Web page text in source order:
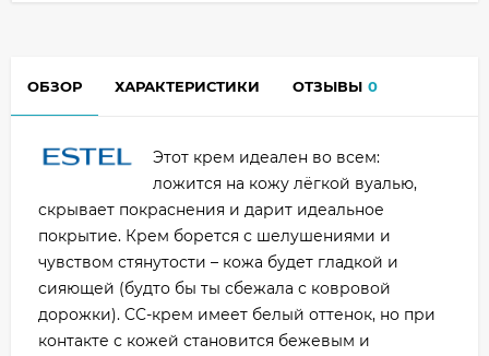
ОБЗОР ХАРАКТЕРИСТИКИ ОТЗЫВЫ 0
Этот крем идеален во всем:
ложится на кожу лёгкой вуалью,
скрывает покраснения и дарит идеальное
покрытие. Крем борется с шелушениями и
чувством стянутости – кожа будет гладкой и
сияющей (будто бы ты сбежала с ковровой
дорожки). CC-крем имеет белый оттенок, но при
контакте с кожей становится бежевым и